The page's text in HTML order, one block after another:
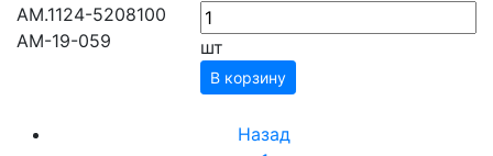
АМ.1124-5208100
АМ-19-059
шт
В корзину
Назад